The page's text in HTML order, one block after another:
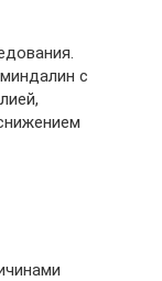
с